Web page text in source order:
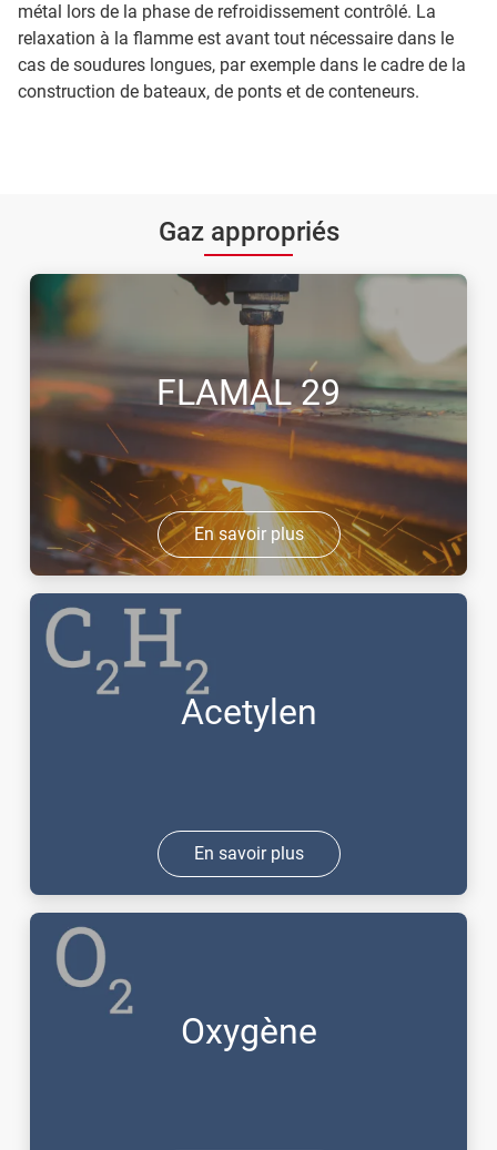
métal lors de la phase de refroidissement contrôlé. La
relaxation à la flamme est avant tout nécessaire dans le
cas de soudures longues, par exemple dans le cadre de la
construction de bateaux, de ponts et de conteneurs.
Gaz appropriés
FLAMAL 29
En savoir plus
Acetylen
En savoir plus
Oxygène